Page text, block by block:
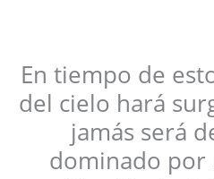
En tiempo de
del cielo hará
jamás será
dominado por